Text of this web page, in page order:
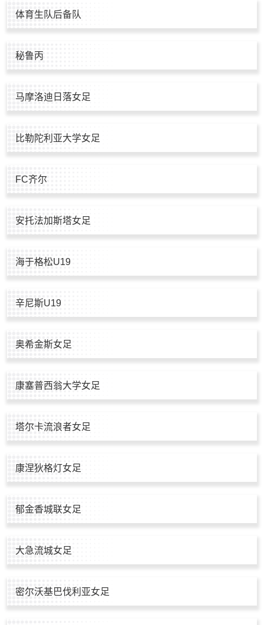
体育生队后备队
秘鲁丙
马摩洛迪日落女足
比勒陀利亚大学女足
FC齐尔
安托法加斯塔女足
海于格松U19
辛尼斯U19
奥希金斯女足
康塞普西翁大学女足
塔尔卡流浪者女足
康涅狄格灯女足
郁金香城联女足
大急流城女足
密尔沃基巴伐利亚女足